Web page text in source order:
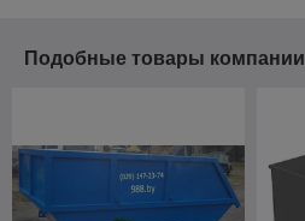
Подобные товары компании